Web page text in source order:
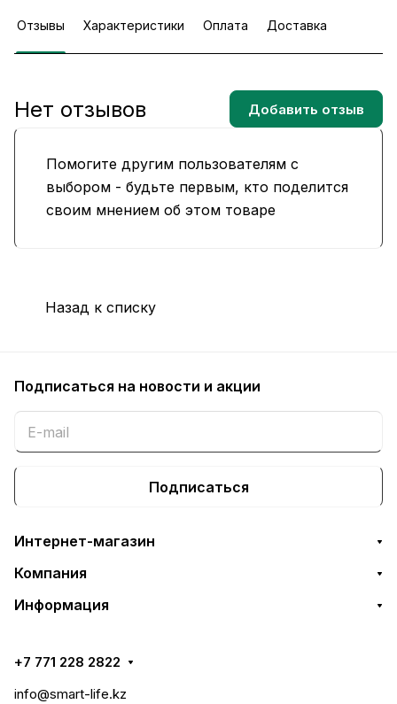
Отзывы Характеристики Оплата Доставка
Помогите другим пользователям с
выбором - будьте первым, кто поделится
своим мнением об этом товаре
Нет отзывов Добавить отзыв
Назад к списку
Подписаться на новости и акции
Подписаться
Интернет-магазин
Компания
Информация
+7 771 228 2822
info@smart-life.kz